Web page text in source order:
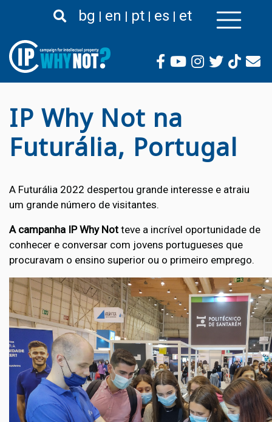
para
conteúdo
principal
bg en pt es et
IP Why Not na
Futurália, Portugal
A Futurália 2022 despertou grande interesse e atraiu
um grande número de visitantes.
A campanha IP Why Not teve a incrível oportunidade de
conhecer e conversar com jovens portugueses que
procuravam o ensino superior ou o primeiro emprego.